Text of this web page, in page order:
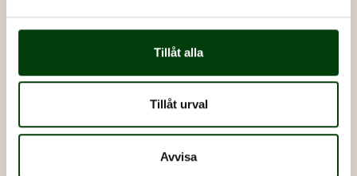
Tillåt alla
Tillåt urval
Avvisa